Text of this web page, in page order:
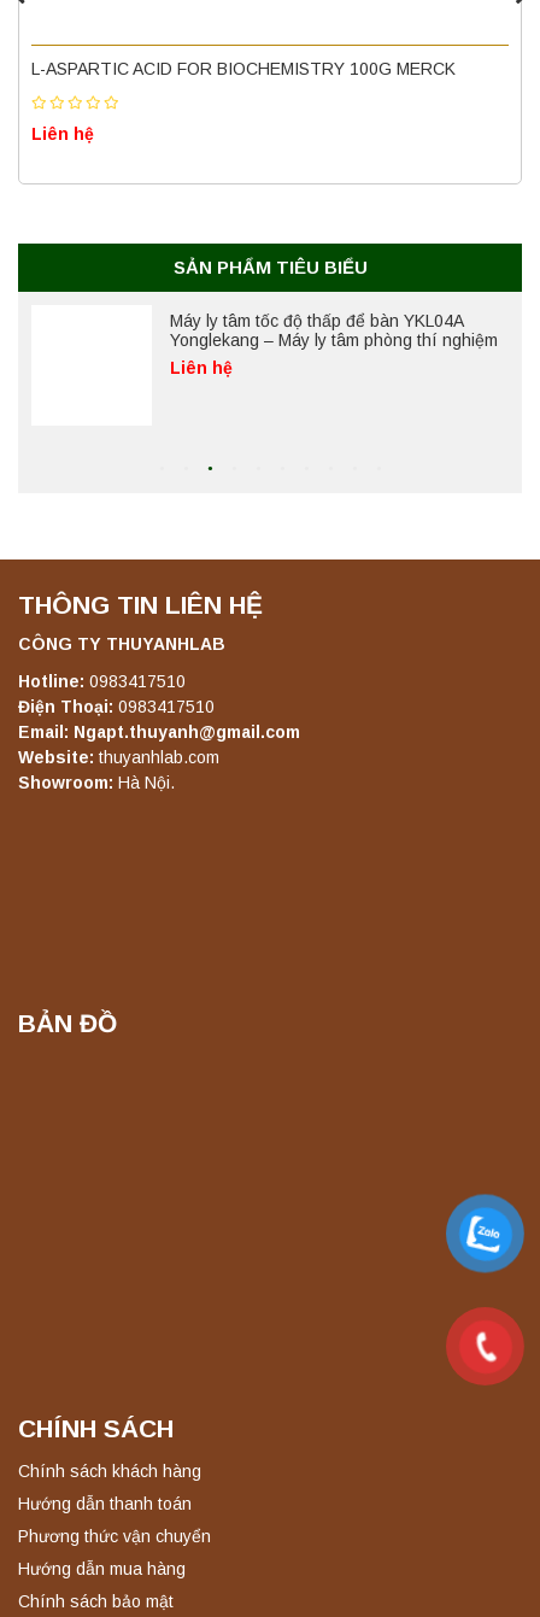
L-ASPARTIC ACID FOR BIOCHEMISTRY 100G MERCK
Liên hệ
SẢN PHẨM TIÊU BIỂU
Máy ly tâm tốc độ cao để bàn YTG18G
Liên hệ
Máy ly tâm tốc độ thấp để bàn YKL04A
Yonglekang – Máy ly tâm phòng thí nghiệm
Liên hệ
Máy ly tâm tốc độ thấp để bàn TD5A
Yonglekang – Thiết bị ly tâm phòng thí
nghiệm
Máy ly tâm tốc độ thấp để bàn TD5Z
Yonglekang – Thiết bị ly tâm phòng thí
nghiệm
chính hãng – Độ chính xác cao, vận hành
(50 Lít) – Giải pháp tiệt trùng hiệu quả
Liên hệ
Yonglekang – Thiết bị ly tâm phòng thí
THÔNG TIN LIÊN HỆ
CÔNG TY THUYANHLAB
Hotline: 0983417510
Điện Thoại: 0983417510
Email: Ngapt.thuyanh@gmail.com
Website: thuyanhlab.com
Showroom: Hà Nội.
BẢN ĐỒ
CHÍNH SÁCH
Chính sách khách hàng
Hướng dẫn thanh toán
Phương thức vận chuyển
Hướng dẫn mua hàng
Chính sách bảo mật